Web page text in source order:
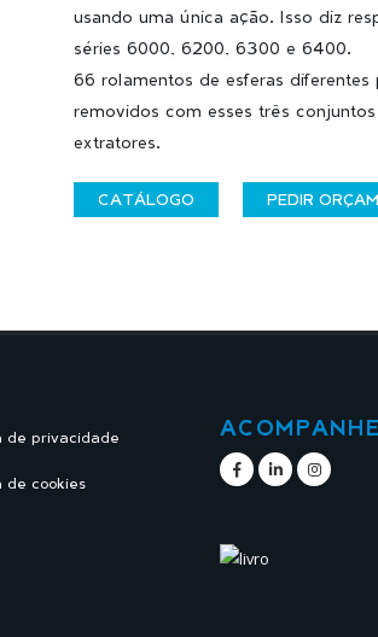
usando uma única ação. Isso diz
séries 6000, 6200, 6300 e 6400.
66 rolamentos de esferas diferentes
removidos com esses três
extratores.
CATÁLOGO PEDIR
de privacidade
de cookies